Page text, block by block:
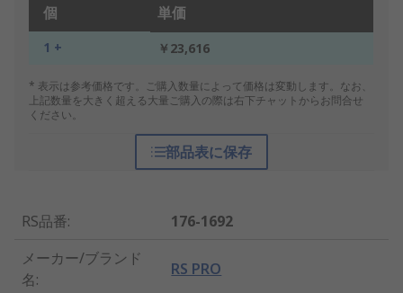
個 単価
1 + ￥23,616
* 表示は参考価格です。ご購入数量によって価格は変動します。なお、
上記数量を大きく超える大量ご購入の際は右下チャットからお問合せ
ください。
部品表に保存
RS品番:
176-1692
メーカー/ブランド
名:
RS PRO